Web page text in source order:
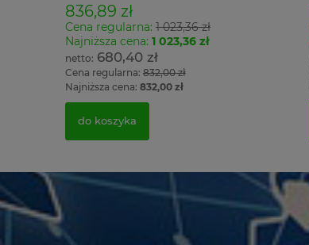
836,89 zł
Cena regularna: 1 023,36 zł
Najniższa cena: 1 023,36 zł
680,40 zł
Cena regularna: 832,00 zł
Najniższa cena: 832,00 zł
do koszyka